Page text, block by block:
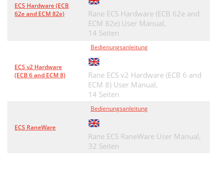
ECS Hardware (ECB
62e and ECM 82e)
Rane ECS Hardware (ECB 62e and
ECM 82e) User Manual,
14 Seiten
ECS v2 Hardware
(ECB 6 and ECM 8)
Bedienungsanleitung
Rane ECS v2 Hardware (ECB 6 and
ECM 8) User Manual,
14 Seiten
ECS RaneWare
Bedienungsanleitung
Rane ECS RaneWare User Manual,
32 Seiten